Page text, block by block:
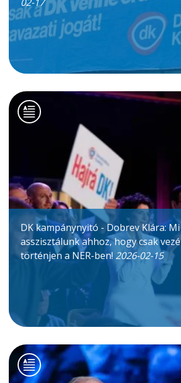
DK kampánynyitó - Dobrev Klára:
asszisztálunk ahhoz, hogy csak
történjen a NER-ben! 2026-02-15